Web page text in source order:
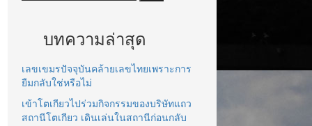
บทความล่าสุด
เลขเขมรปัจจุบันคล้ายเลขไทยเพราะการ
ยืมกลับใช่หรือไม่
เข้าโตเกียวไปร่วมกิจกรรมของบริษัทแถว
สถานีโตเกียว เดินเล่นในสถานีก่อนกลับ